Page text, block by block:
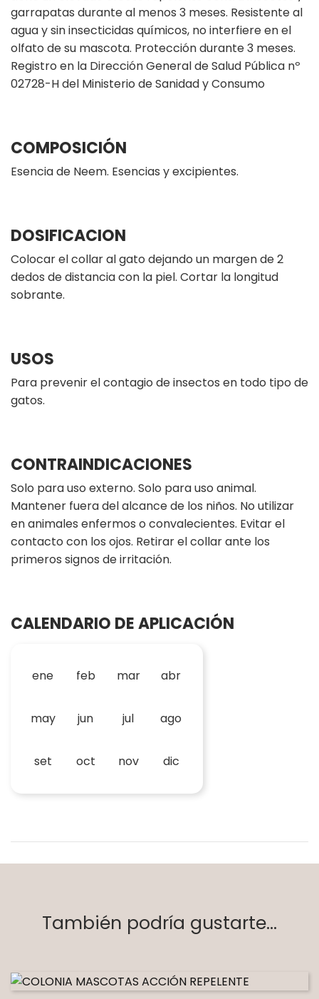
garrapatas durante al menos 3 meses. Resistente al
agua y sin insecticidas químicos, no interfiere en el
olfato de su mascota. Protección durante 3 meses.
Registro en la Dirección General de Salud Pública nº
02728-H del Ministerio de Sanidad y Consumo
COMPOSICIÓN
Esencia de Neem. Esencias y excipientes.
DOSIFICACION
Colocar el collar al gato dejando un margen de 2
dedos de distancia con la piel. Cortar la longitud
sobrante.
USOS
Para prevenir el contagio de insectos en todo tipo de
gatos.
CONTRAINDICACIONES
Solo para uso externo. Solo para uso animal.
Mantener fuera del alcance de los niños. No utilizar
en animales enfermos o convalecientes. Evitar el
contacto con los ojos. Retirar el collar ante los
primeros signos de irritación.
CALENDARIO DE APLICACIÓN
ene feb mar abr
may jun jul ago
set oct nov dic
También podría gustarte...